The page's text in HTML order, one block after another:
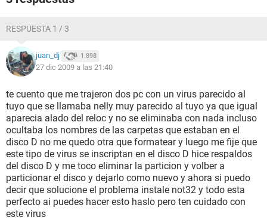
RESPUESTA 1 / 3
juan_dj 1.898
27 dic 2009 a las 21:40
te cuento que me trajeron dos pc con un virus parecido al
tuyo que se llamaba nelly muy parecido al tuyo ya que igual
aparecia alado del reloc y no se eliminaba con nada incluso
ocultaba los nombres de las carpetas que estaban en el
disco D no me quedo otra que formatear y luego me fije que
este tipo de virus se inscriptan en el disco D hice respaldos
del disco D y me toco eliminar la particion y volber a
particionar el disco y dejarlo como nuevo y ahora si puedo
decir que solucione el problema instale not32 y todo esta
perfecto ai puedes hacer esto haslo pero ten cuidado con
este virus